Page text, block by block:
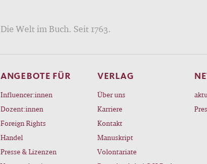
Die Welt im Buch. Seit 1763.
ANGEBOTE FÜR
Influencer:innen
Dozent:innen
Foreign Rights
Handel
Presse & Lizenzen
VERLAG
Über uns
Karriere
Kontakt
Manuskript
Volontariate